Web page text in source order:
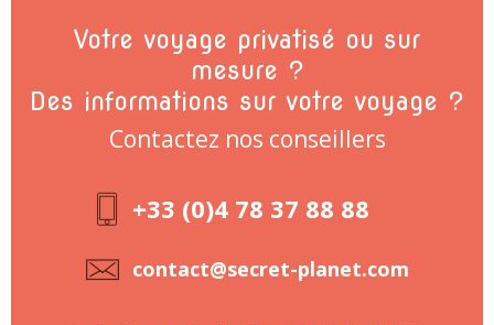
Votre voyage privatisé ou sur
mesure ?
Des informations sur votre voyage ?
Contactez nos conseillers
+33 (0)4 78 37 88 88
contact@secret-planet.com